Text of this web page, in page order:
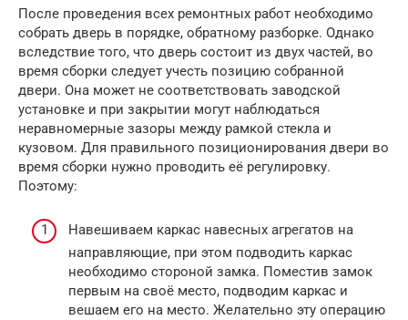
После проведения всех ремонтных работ необходимо
собрать дверь в порядке, обратному разборке. Однако
вследствие того, что дверь состоит из двух частей, во
время сборки следует учесть позицию собранной
двери. Она может не соответствовать заводской
установке и при закрытии могут наблюдаться
неравномерные зазоры между рамкой стекла и
кузовом. Для правильного позиционирования двери во
время сборки нужно проводить её регулировку.
Поэтому:
Навешиваем каркас навесных агрегатов на
направляющие, при этом подводить каркас
необходимо стороной замка. Поместив замок
первым на своё место, подводим каркас и
вешаем его на место. Желательно эту операцию